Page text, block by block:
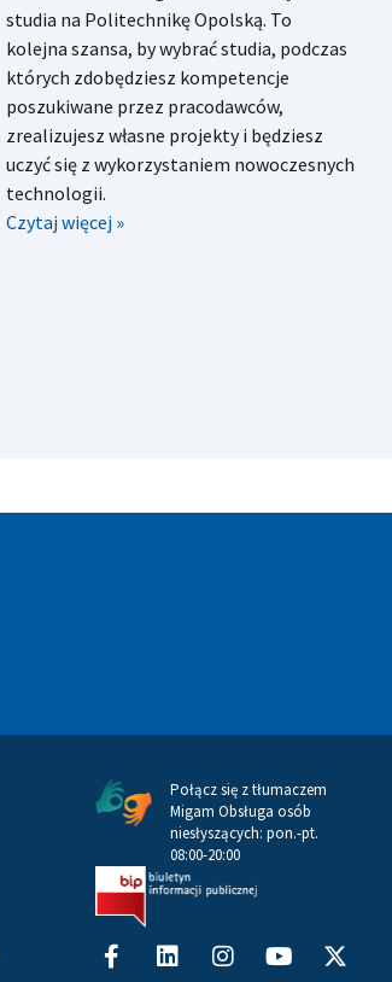
studia na Politechnikę Opolską. To
kolejna szansa, by wybrać studia, podczas
których zdobędziesz kompetencje
poszukiwane przez pracodawców,
zrealizujesz własne projekty i będziesz
uczyć się z wykorzystaniem nowoczesnych
technologii.
Czytaj więcej »
Połącz się z tłumaczem
Migam Obsługa osób
niesłyszących: pon.-pt.
08:00-20:00
Facebook-
f
LinkedinInstagram
twitter